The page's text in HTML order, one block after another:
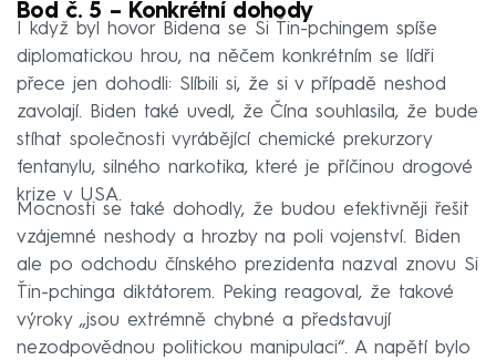
Bod č. 5 – Konkrétní dohody
I když byl hovor Bidena se Si Ťin-pchingem spíše
diplomatickou hrou, na něčem konkrétním se lídři
přece jen dohodli: Slíbili si, že si v případě neshod
zavolají. Biden také uvedl, že Čína souhlasila, že bude
stíhat společnosti vyrábějící chemické prekurzory
fentanylu, silného narkotika, které je příčinou drogové
krize v USA.
Mocnosti se také dohodly, že budou efektivněji řešit
vzájemné neshody a hrozby na poli vojenství. Biden
ale po odchodu čínského prezidenta nazval znovu Si
Ťin-pchinga diktátorem. Peking reagoval, že takové
výroky „jsou extrémně chybné a představují
nezodpovědnou politickou manipulaci“. A napětí bylo